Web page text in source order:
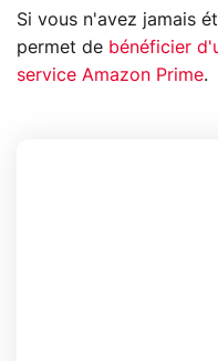
Si vous n'avez jamais
permet de bénéficier
service Amazon Prime.